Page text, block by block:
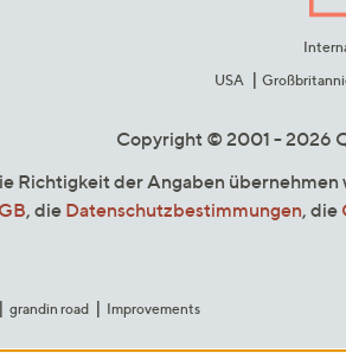
USA
Copyright © 2001 - 2026
Richtigkeit der Angaben
, die Datenschutzbestimmungen, die
grandin road Improvements